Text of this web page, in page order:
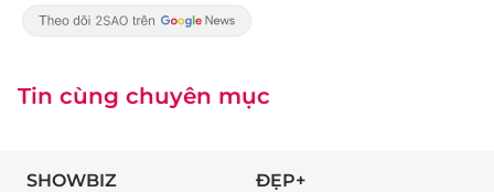
Tin cùng chuyên mục
SHOWBIZ ĐẸP+